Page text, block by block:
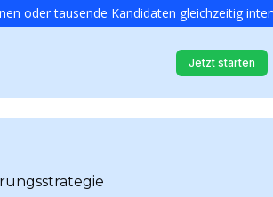
oder tausende Kandidaten gleichzeitig
Jetzt starten